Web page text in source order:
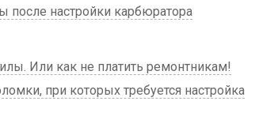
после настройки карбюратора
Или как не платить ремонтникам!
при которых требуется настройка